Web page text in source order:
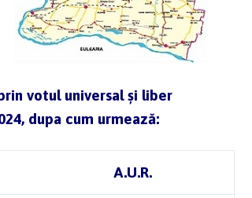
votul universal și liber
dupa cum urmează:
A.U.R.